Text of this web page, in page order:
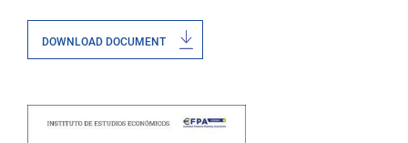
DOWNLOAD DOCUMENT